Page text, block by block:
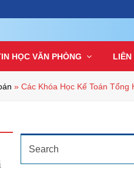
HỌC VĂN PHÒNG LIÊN
» Các Khóa Học Kế Toán Tổng